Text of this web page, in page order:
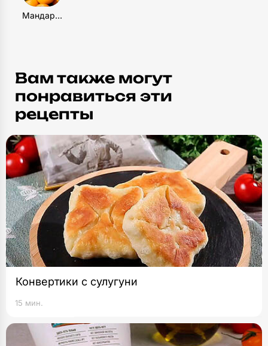
Мандарин
Вам также могут
понравиться эти
рецепты
Конвертики с сулугуни
15 мин.